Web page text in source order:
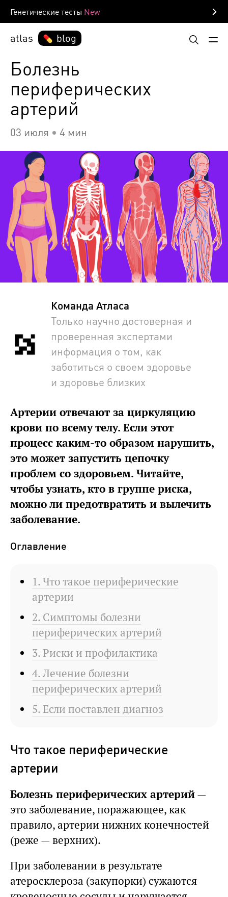
Генетические тесты
atlas blog
Болезнь
периферических
артерий
03 июля 4 мин
Артерии отвечают за циркуляцию
крови по всему телу. Если этот
процесс каким-то образом нарушить,
это может запустить цепочку
проблем со здоровьем. Читайте,
чтобы узнать, кто в группе риска,
можно ли предотвратить и вылечить
заболевание.
Оглавление
1. Что такое периферические
артерии
2. Симптомы болезни
периферических артерий
3. Риски и профилактика
4. Лечение болезни
периферических артерий
5. Если поставлен диагноз
Что такое периферические
артерии
Болезнь периферических артерий—
это заболевание, поражающее, как
правило, артерии нижних конечностей
(реже — верхних).
При заболевании в результате
атеросклероза (закупорки) сужаются
Команда Атласа
Только научно достоверная и
проверенная экспертами
информация о том, как
заботиться о своем здоровье
и здоровье близких